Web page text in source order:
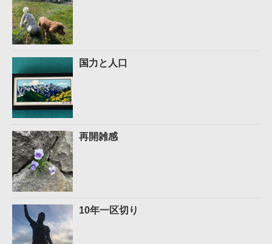
国力と人口
再開雑感
10年一区切り